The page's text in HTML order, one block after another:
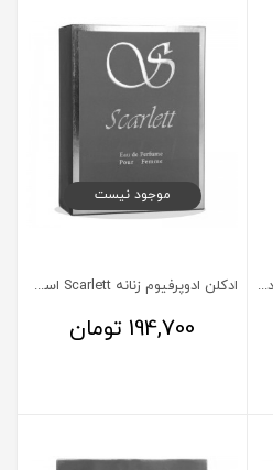
ادکلن ادوپرفیوم زنانه مدل میس دیور پینک 100 میلی لیتر
موجود نیست
ادکلن ادوپرفیوم زنانه Scarlett اسکلاره 85 میلی لیتر
194,700 تومان